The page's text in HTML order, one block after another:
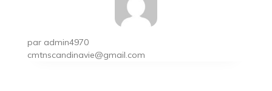
par admin4970
cmtnscandinavie@gmail.com